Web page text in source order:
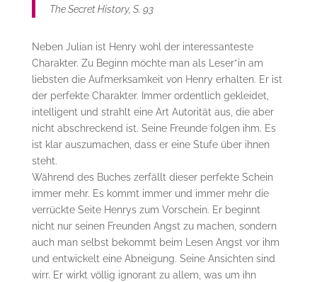
The Secret History, S. 93
Neben Julian ist Henry wohl der interessanteste
Charakter. Zu Beginn möchte man als Leser*in am
liebsten die Aufmerksamkeit von Henry erhalten. Er ist
der perfekte Charakter. Immer ordentlich gekleidet,
intelligent und strahlt eine Art Autorität aus, die aber
nicht abschreckend ist. Seine Freunde folgen ihm. Es
ist klar auszumachen, dass er eine Stufe über ihnen
steht.
Während des Buches zerfällt dieser perfekte Schein
immer mehr. Es kommt immer und immer mehr die
verrückte Seite Henrys zum Vorschein. Er beginnt
nicht nur seinen Freunden Angst zu machen, sondern
auch man selbst bekommt beim Lesen Angst vor ihm
und entwickelt eine Abneigung. Seine Ansichten sind
wirr. Er wirkt völlig ignorant zu allem, was um ihn